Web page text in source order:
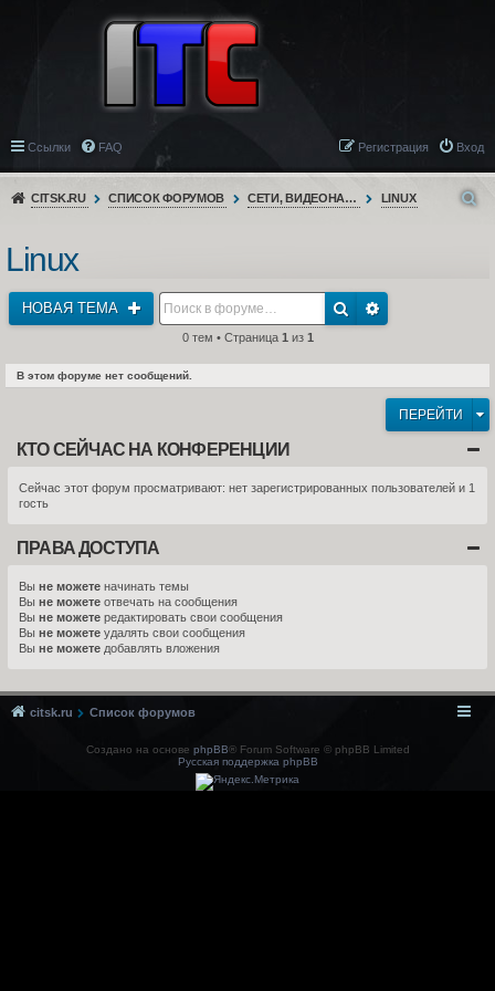
Ссылки FAQ Вход
Регистрация
CITSK.RU СПИСОК ФОРУМОВ СЕТИ, ВИДЕОНАБЛЮДЕНИЕ, ТЕЛЕФОНИЯ LINUX
Linux
НОВАЯ ТЕМА
0 тем • Страница 1 из 1
В этом форуме нет сообщений.
ПЕРЕЙТИ
КТО СЕЙЧАС НА КОНФЕРЕНЦИИ
Сейчас этот форум просматривают: нет зарегистрированных пользователей и 1
гость
ПРАВА ДОСТУПА
Вы не можете начинать темы
Вы не можете отвечать на сообщения
Вы не можете редактировать свои сообщения
Вы не можете удалять свои сообщения
Вы не можете добавлять вложения
citsk.ru Список форумов
Создано на основе phpBB® Forum Software © phpBB Limited
Русская поддержка phpBB